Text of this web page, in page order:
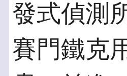
發式偵測
賽門鐵克